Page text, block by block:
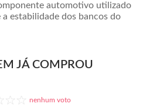
automotivo utilizado
estabilidade dos bancos do
JÁ COMPROU
nenhum voto